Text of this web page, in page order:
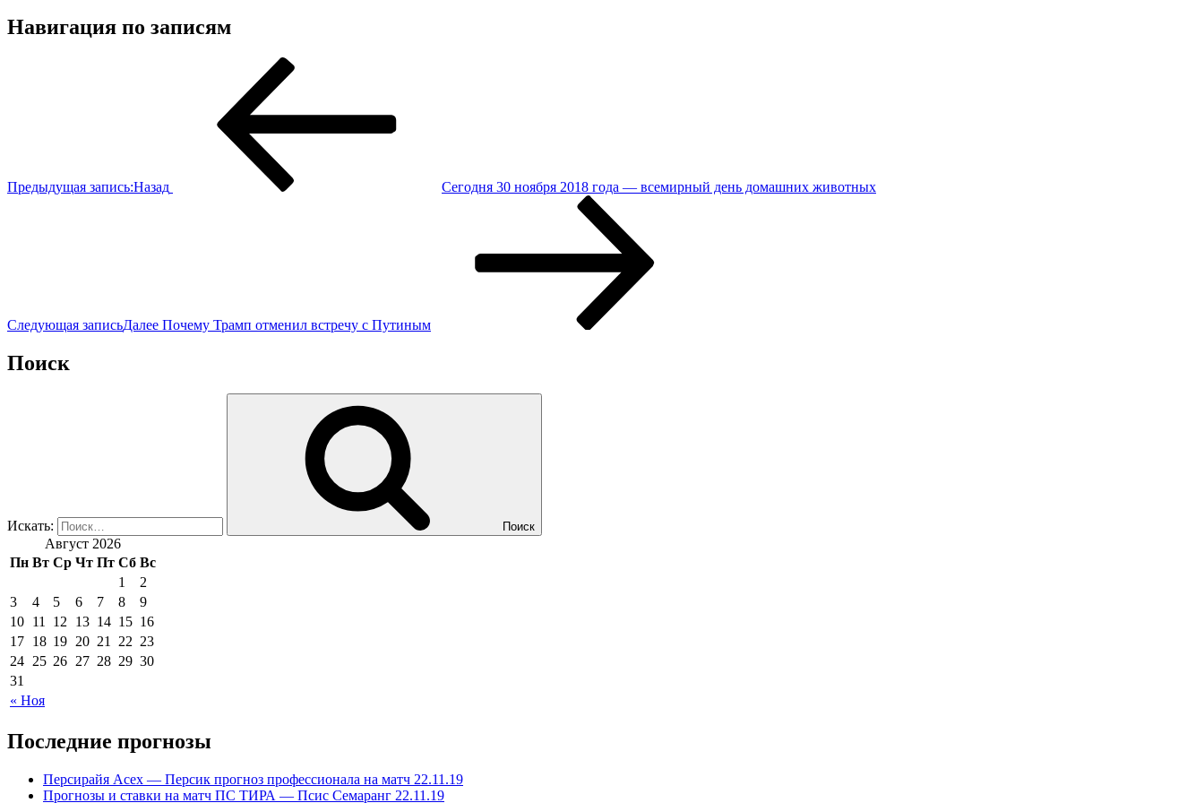
Навигация по записям
Предыдущая запись:Назад Сегодня 30 ноября 2018 года — всемирный день домашних животных
Следующая записьДалее Почему Трамп отменил встречу с Путиным
Поиск
Искать: Поиск
Август 2026
Пн Вт Ср Чт Пт Сб Вс
« Ноя
1
2
3
4 5 6 7 8
9
10 11 12 13 14 15 16
17 18 19 20 21 22 23
24 25 26 27 28 29 30
31
Последние прогнозы
Персирайя Асех — Персик прогноз профессионала на матч 22.11.19
Прогнозы и ставки на матч ПС ТИРА — Псис Семаранг 22.11.19